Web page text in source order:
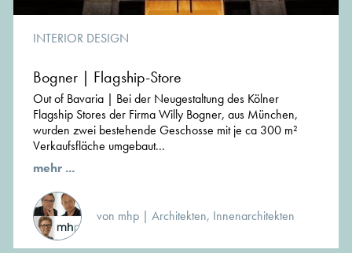
INTERIOR DESIGN
Bogner | Flagship-Store
Out of Bavaria | Bei der Neugestaltung des Kölner
Flagship Stores der Firma Willy Bogner, aus München,
wurden zwei bestehende Geschosse mit je ca 300 m²
Verkaufsfläche umgebaut...
mehr ...
von mhp | Architekten, Innenarchitekten